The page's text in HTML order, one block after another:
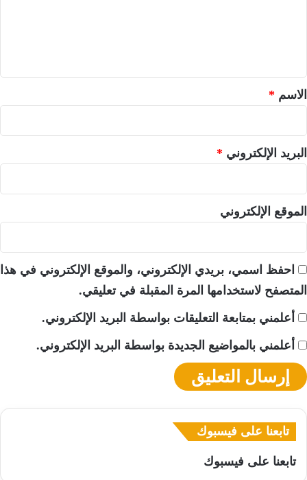
*الاسم *
البريد الإلكتروني *
الموقع الإلكتروني
احفظ اسمي، بريدي الإلكتروني، والموقع الإلكتروني في هذا
المتصفح لاستخدامها المرة المقبلة في تعليقي.
أعلمني بمتابعة التعليقات بواسطة البريد الإلكتروني.
أعلمني بالمواضيع الجديدة بواسطة البريد الإلكتروني.
تابعنا على فيسبوك
تابعنا على فيسبوك